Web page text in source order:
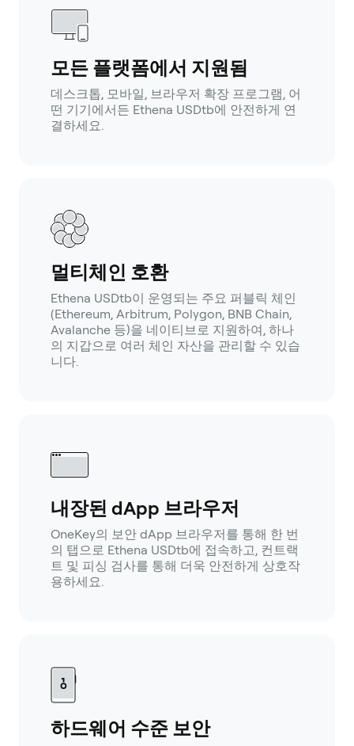
모든 플랫폼에서 지원됨
데스크톱, 모바일, 브라우저 확장 프로그램, 어
떤 기기에서든 Ethena USDtb에 안전하게 연
결하세요.
멀티체인 호환
Ethena USDtb이 운영되는 주요 퍼블릭 체인
(Ethereum, Arbitrum, Polygon, BNB Chain,
Avalanche 등)을 네이티브로 지원하여, 하나
의 지갑으로 여러 체인 자산을 관리할 수 있습
니다.
내장된 dApp 브라우저
OneKey의 보안 dApp 브라우저를 통해 한 번
의 탭으로 Ethena USDtb에 접속하고, 컨트랙
트 및 피싱 검사를 통해 더욱 안전하게 상호작
용하세요.
하드웨어 수준 보안